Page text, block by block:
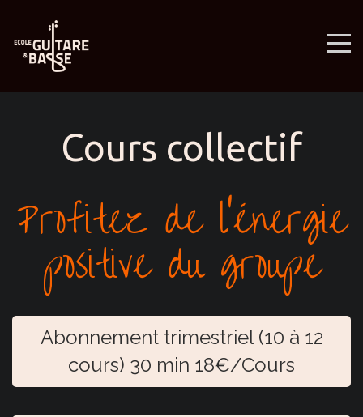
Cours collectif
Profitez de l'énergie
positive du groupe
Abonnement trimestriel (10 à 12
cours) 30 min 18€/Cours